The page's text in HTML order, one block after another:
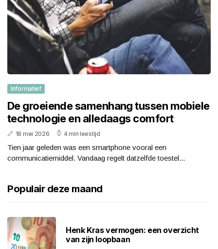
Informatief
De groeiende samenhang tussen mobiele
technologie en alledaags comfort
18 mei 2026 4 min leestijd
Tien jaar geleden was een smartphone vooral een
communicatiemiddel. Vandaag regelt datzelfde toestel...
Populair deze maand
Henk Kras vermogen: een overzicht
van zijn loopbaan